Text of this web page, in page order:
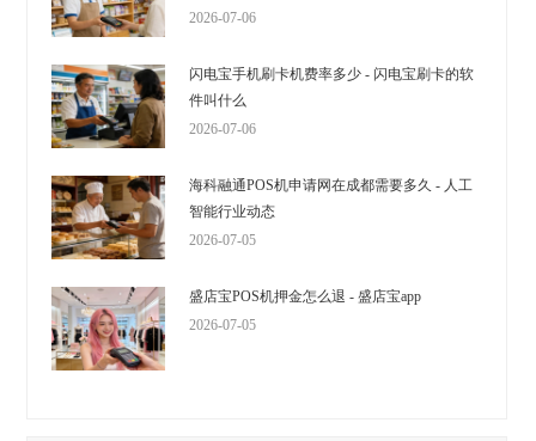
2026-07-06
闪电宝手机刷卡机费率多少 - 闪电宝刷卡的软
件叫什么
2026-07-06
海科融通POS机申请网在成都需要多久 - 人工
智能行业动态
2026-07-05
盛店宝POS机押金怎么退 - 盛店宝app
2026-07-05